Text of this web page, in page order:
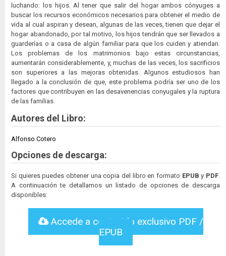
luchando: los hijos. Al tener que salir del hogar ambos cónyuges a
buscar los recursos económicos necesarios para obtener el medio de
vida al cual aspiran y desean, algunas de las veces, tienen que dejar el
hogar abandonado, por tal motivo, los hijos tendrán que ser llevados a
guarderías o a casa de algún familiar para que los cuiden y atiendan.
Los problemas de los matrimonios bajo estas circunstancias,
aumentarán considerablemente, y, muchas de las veces, los sacrificios
son superiores a las mejoras obtenidas. Algunos estudiosos han
llegado a la conclusión de que, este problema podría ser uno de los
factores que contribuyen en las desavenencias conyugales y la ruptura
de las familias.
Autores del Libro:
Alfonso Cotero
Opciones de descarga:
Si quieres puedes obtener una copia del libro en formato EPUB y PDF
A continuación te detallamos un listado de opciones de descarga
disponibles:
Accede a contenido exclusivo PDF /
EPUB